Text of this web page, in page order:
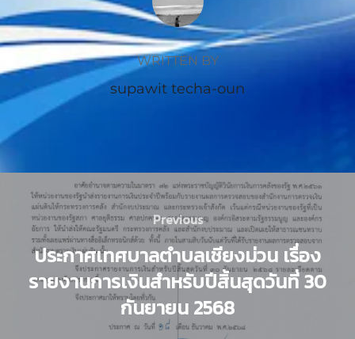
WRITTEN BY
supawit techa-oun
Previous
ประกาศเทศบาลตำบลเชียงม่วน เรื่อง
รายงานการเงินสำหรับปีสิ้นสุดวันที่ 30
กันยายน 2568